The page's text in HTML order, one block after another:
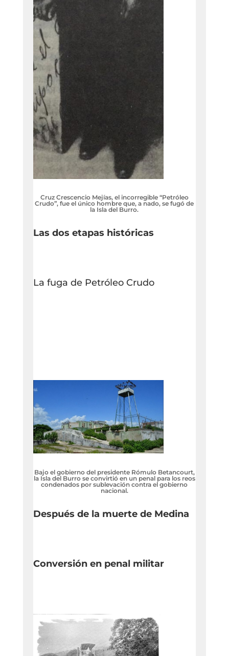
Cruz Crescencio Mejías, el incorregible “Petróleo
Crudo”, fue el único hombre que, a nado, se fugó de
la Isla del Burro.
Las dos etapas históricas
La fuga de Petróleo Crudo
Bajo el gobierno del presidente Rómulo Betancourt,
la Isla del Burro se convirtió en un penal para los reos
condenados por sublevación contra el gobierno
nacional.
Después de la muerte de Medina
Conversión en penal militar